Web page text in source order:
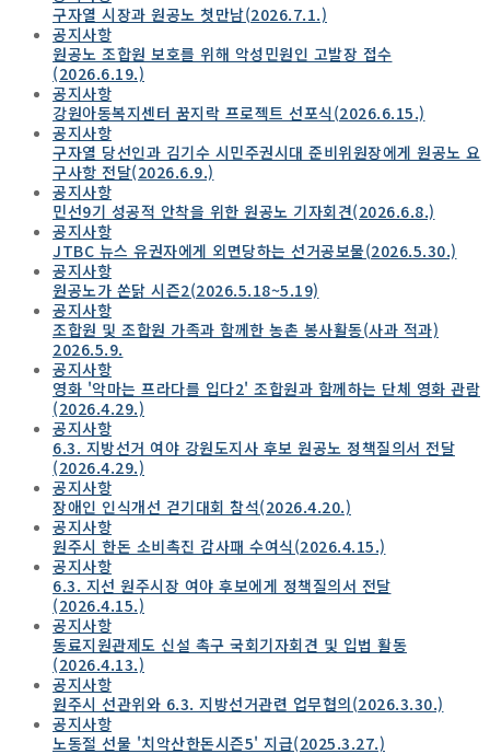
구자열 시장과 원공노 첫만남(2026.7.1.)
공지사항
원공노 조합원 보호를 위해 악성민원인 고발장 접수
(2026.6.19.)
공지사항
강원아동복지센터 꿈지락 프로젝트 선포식(2026.6.15.)
공지사항
구자열 당선인과 김기수 시민주권시대 준비위원장에게 원공노 요
구사항 전달(2026.6.9.)
공지사항
민선9기 성공적 안착을 위한 원공노 기자회견(2026.6.8.)
공지사항
JTBC 뉴스 유권자에게 외면당하는 선거공보물(2026.5.30.)
공지사항
원공노가 쏜닭 시즌2(2026.5.18~5.19)
공지사항
조합원 및 조합원 가족과 함께한 농촌 봉사활동(사과 적과)
2026.5.9.
공지사항
영화 '악마는 프라다를 입다2' 조합원과 함께하는 단체 영화 관람
(2026.4.29.)
공지사항
6.3. 지방선거 여야 강원도지사 후보 원공노 정책질의서 전달
(2026.4.29.)
공지사항
장애인 인식개선 걷기대회 참석(2026.4.20.)
공지사항
원주시 한돈 소비촉진 감사패 수여식(2026.4.15.)
공지사항
6.3. 지선 원주시장 여야 후보에게 정책질의서 전달
(2026.4.15.)
공지사항
동료지원관제도 신설 촉구 국회기자회견 및 입법 활동
(2026.4.13.)
공지사항
원주시 선관위와 6.3. 지방선거관련 업무협의(2026.3.30.)
공지사항
노동절 선물 '치악산한돈시즌5' 지급(2025.3.27.)